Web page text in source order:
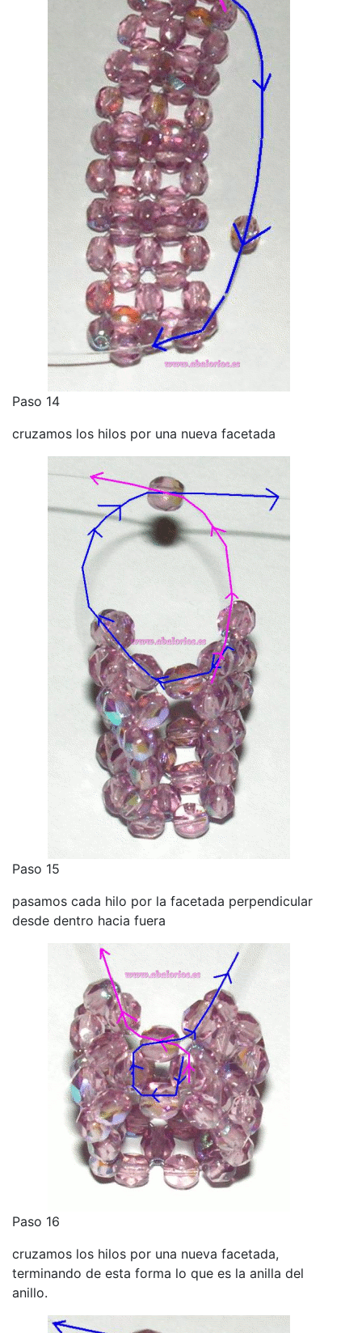
Paso 14
cruzamos los hilos por una nueva facetada
Paso 15
pasamos cada hilo por la facetada perpendicular
desde dentro hacia fuera
Paso 16
cruzamos los hilos por una nueva facetada,
terminando de esta forma lo que es la anilla del
anillo.